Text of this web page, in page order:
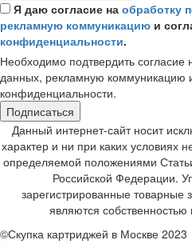
Я даю согласие на обработку
рекламную коммуникацию и
конфиденциальности.
Необходимо подтвердить согласие
данных, рекламную коммуникацию
конфиденциальности.
Подписаться
Данный интернет-сайт носит
характер и ни при каких условиях
определяемой положениями
Российской Федерации.
зарегистрированные товарные
являются
©Скупка картриджей в Москве 2023